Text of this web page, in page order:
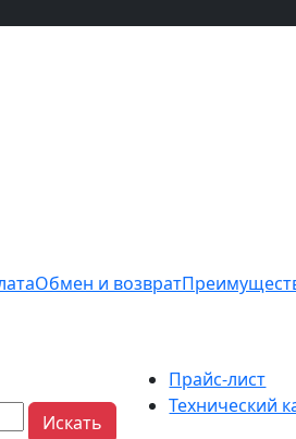
Обмен и возврат
Искать
Прайс-лист
Технический